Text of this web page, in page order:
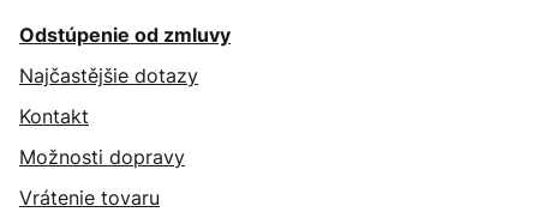
Odstúpenie od zmluvy
Najčastějšie dotazy
Kontakt
Možnosti dopravy
Vrátenie tovaru